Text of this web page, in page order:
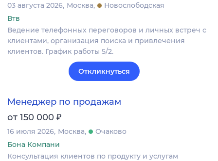
03 августа 2026 Москва
Новослободская
Втв
Ведение телефонных переговоров и личных встреч с
клиентами, организация поиска и привлечения
клиентов. График работы 5/2.
Откликнуться
Менеджер по продажам
от 150 000 ₽
16 июля 2026 Москва
Очаково
Бона Компани
Консультация клиентов по продукту и услугам